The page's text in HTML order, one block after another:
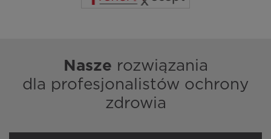
Nasze rozwiązania
dla profesjonalistów ochrony
zdrowia